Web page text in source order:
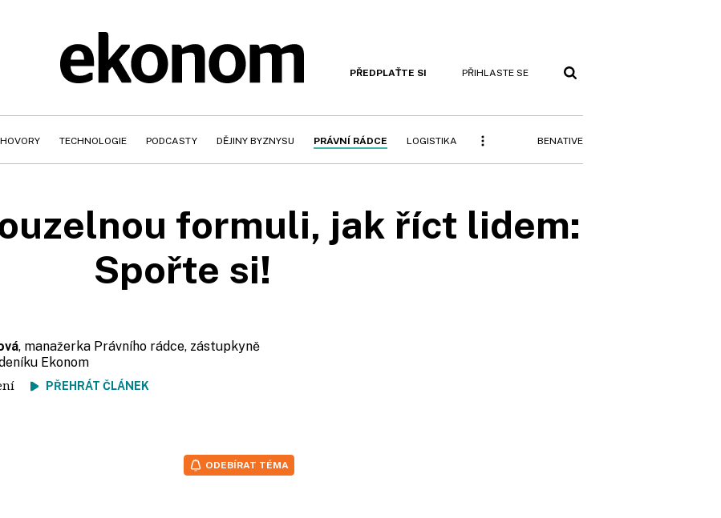
PŘEDPLAŤTE SI PŘIHLASTE SE
TECHNOLOGIE PODCASTY DĚJINY BYZNYSU PRÁVNÍ RÁDCE LOGISTIKA BENATIVE
formuli, jak říct lidem:
Spořte si!
, manažerka Právního rádce, zástupkyně
Ekonom
PŘEHRÁT ČLÁNEK
ODEBÍRAT TÉMA